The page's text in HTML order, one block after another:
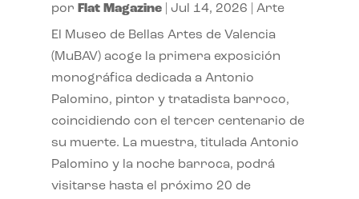
por Flat Magazine| Jul 14, 2026 Arte
El Museo de Bellas Artes de Valencia
(MuBAV) acoge la primera exposición
monográfica dedicada a Antonio
Palomino, pintor y tratadista barroco,
coincidiendo con el tercer centenario de
su muerte. La muestra, titulada Antonio
Palomino y la noche barroca, podrá
visitarse hasta el próximo 20 de